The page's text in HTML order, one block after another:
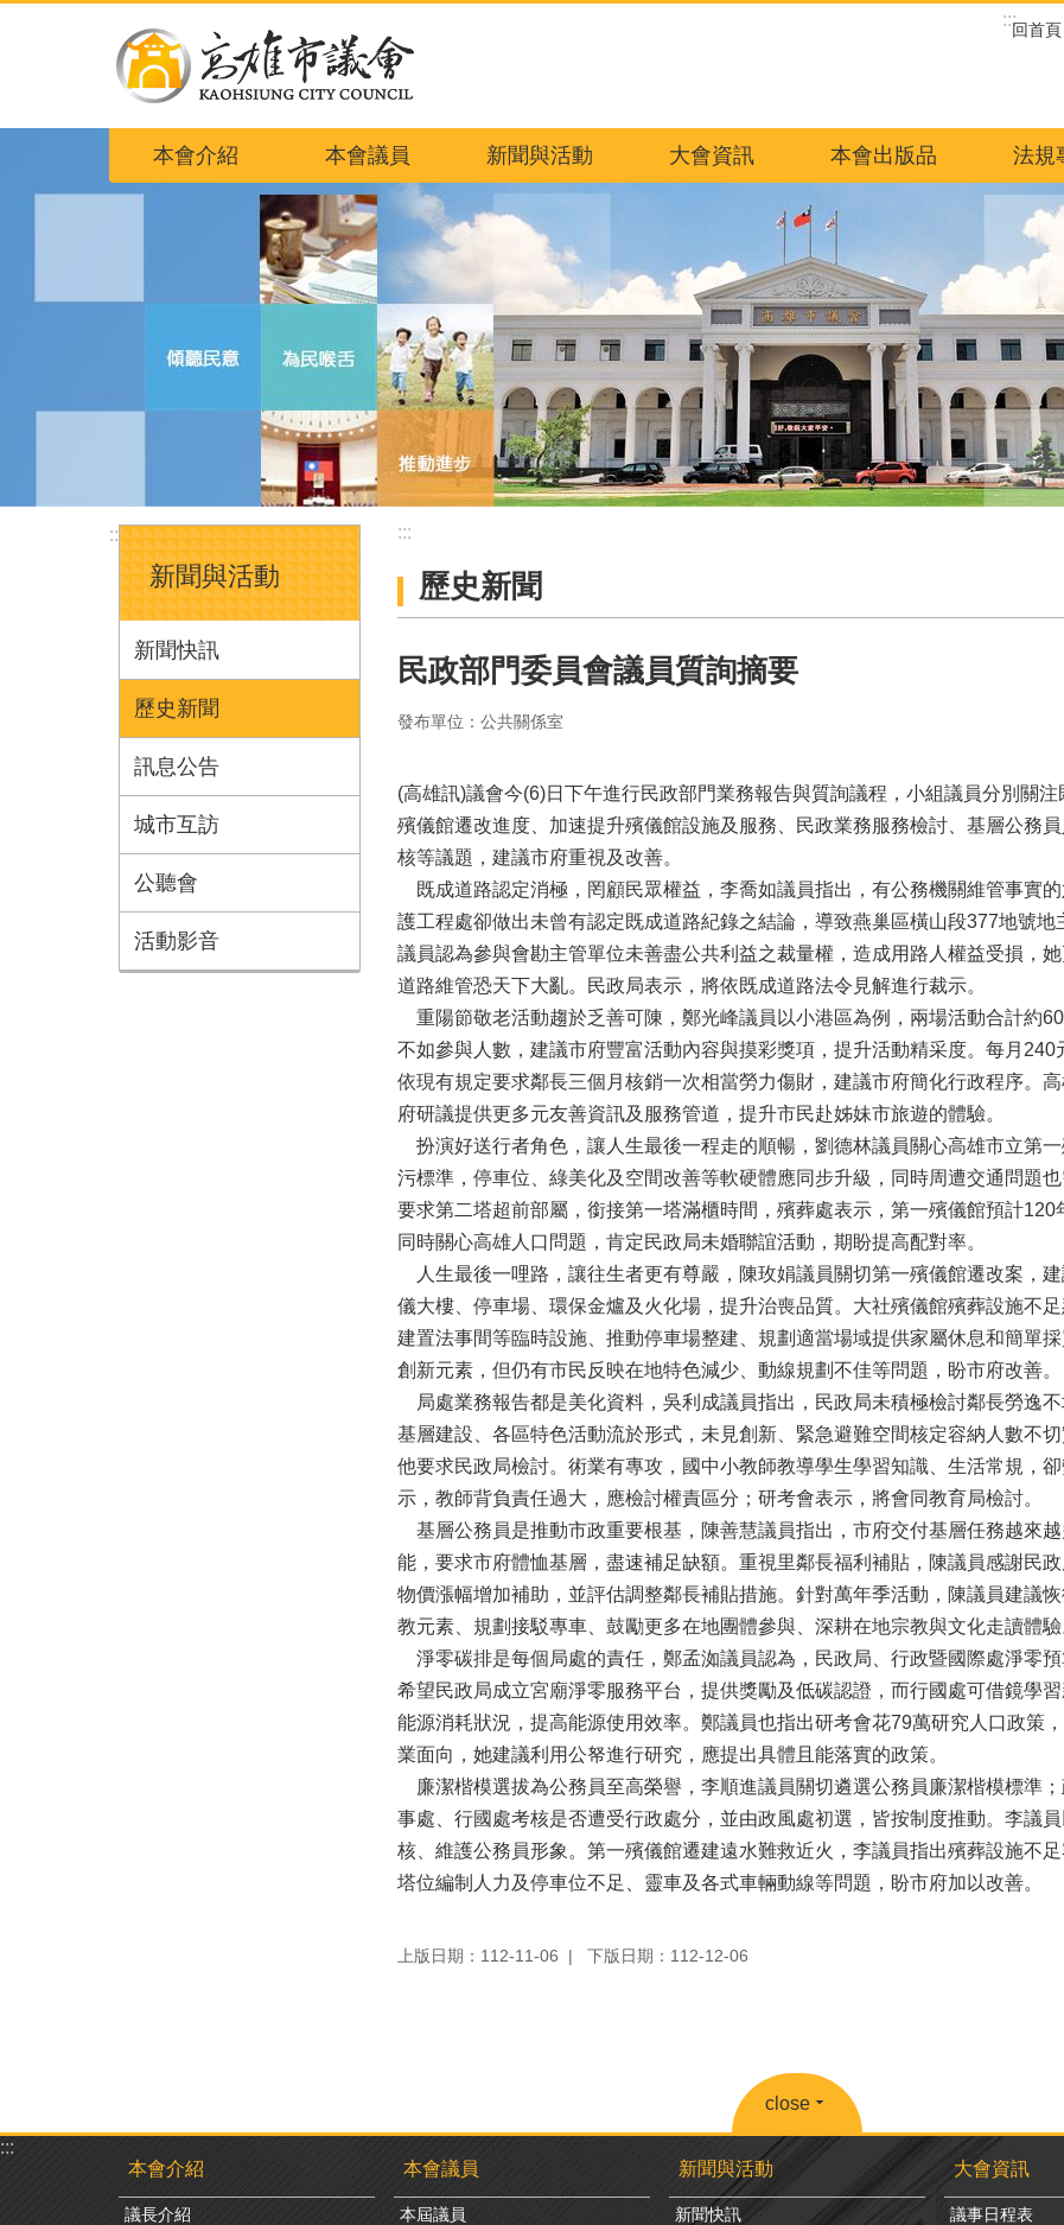
:::回首頁
本會介紹 本會議員 新聞與活動 大會資訊 本會出版品 法規
:::
新聞與活動
新聞快訊
歷史新聞
訊息公告
城市互訪
公聽會
活動影音
:::
歷史新聞
民政部門委員會議員質詢摘要
發布單位：公共關係室
(高雄訊)議會今(6)日下午進行民政部門業務報告與質詢議程，小組議員分別關
殯儀館遷改進度、加速提升殯儀館設施及服務、民政業務服務檢討、基層公務
核等議題，建議市府重視及改善。
既成道路認定消極，罔顧民眾權益，李喬如議員指出，有公務機關維管事實
護工程處卻做出未曾有認定既成道路紀錄之結論，導致燕巢區橫山段377地號
議員認為參與會勘主管單位未善盡公共利益之裁量權，造成用路人權益受損，
道路維管恐天下大亂。民政局表示，將依既成道路法令見解進行裁示。
重陽節敬老活動趨於乏善可陳，鄭光峰議員以小港區為例，兩場活動合計約
不如參與人數，建議市府豐富活動內容與摸彩獎項，提升活動精采度。每月240
依現有規定要求鄰長三個月核銷一次相當勞力傷財，建議市府簡化行政程序。
府研議提供更多元友善資訊及服務管道，提升市民赴姊妹市旅遊的體驗。
扮演好送行者角色，讓人生最後一程走的順暢，劉德林議員關心高雄市立第
污標準，停車位、綠美化及空間改善等軟硬體應同步升級，同時周遭交通問題
要求第二塔超前部屬，銜接第一塔滿櫃時間，殯葬處表示，第一殯儀館預計
同時關心高雄人口問題，肯定民政局未婚聯誼活動，期盼提高配對率。
人生最後一哩路，讓往生者更有尊嚴，陳玫娟議員關切第一殯儀館遷改案，
儀大樓、停車場、環保金爐及火化場，提升治喪品質。大社殯儀館殯葬設施不
建置法事間等臨時設施、推動停車場整建、規劃適當場域提供家屬休息和簡單
創新元素，但仍有市民反映在地特色減少、動線規劃不佳等問題，盼市府改善。
局處業務報告都是美化資料，吳利成議員指出，民政局未積極檢討鄰長勞逸
基層建設、各區特色活動流於形式，未見創新、緊急避難空間核定容納人數不
他要求民政局檢討。術業有專攻，國中小教師教導學生學習知識、生活常規，
示，教師背負責任過大，應檢討權責區分；研考會表示，將會同教育局檢討。
基層公務員是推動市政重要根基，陳善慧議員指出，市府交付基層任務越來
能，要求市府體恤基層，盡速補足缺額。重視里鄰長福利補貼，陳議員感謝民
物價漲幅增加補助，並評估調整鄰長補貼措施。針對萬年季活動，陳議員建議
教元素、規劃接駁專車、鼓勵更多在地團體參與、深耕在地宗教與文化走讀體驗
淨零碳排是每個局處的責任，鄭孟洳議員認為，民政局、行政暨國際處淨零
希望民政局成立宮廟淨零服務平台，提供獎勵及低碳認證，而行國處可借鏡學
能源消耗狀況，提高能源使用效率。鄭議員也指出研考會花79萬研究人口政策
業面向，她建議利用公帑進行研究，應提出具體且能落實的政策。
廉潔楷模選拔為公務員至高榮譽，李順進議員關切遴選公務員廉潔楷模標準
事處、行國處考核是否遭受行政處分，並由政風處初選，皆按制度推動。李議
核、維護公務員形象。第一殯儀館遷建遠水難救近火，李議員指出殯葬設施不
塔位編制人力及停車位不足、靈車及各式車輛動線等問題，盼市府加以改善。
上版日期：112-11-06 下版日期：112-12-06
close
:::
本會介紹
議長介紹
本會議員
本屆議員
新聞與活動
新聞快訊
大會資訊
議事日程表